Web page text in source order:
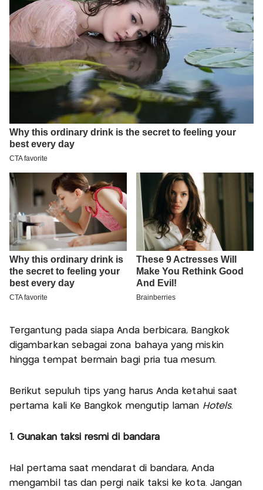
Tergantung pada siapa Anda berbicara, Bangkok
digambarkan sebagai zona bahaya yang miskin
hingga tempat bermain bagi pria tua mesum.
Berikut sepuluh tips yang harus Anda ketahui saat
pertama kali Ke Bangkok mengutip laman Hotels.
1. Gunakan taksi resmi di bandara
Hal pertama saat mendarat di bandara, Anda
mengambil tas dan pergi naik taksi ke kota. Jangan